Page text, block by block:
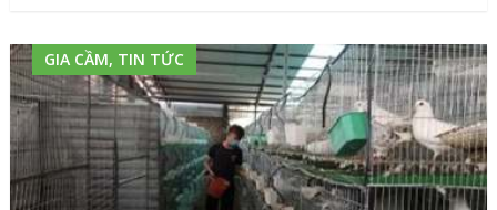
GIA CẦM, TIN TỨC